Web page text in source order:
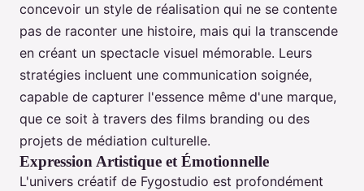
concevoir un style de réalisation qui ne se contente
pas de raconter une histoire, mais qui la transcende
en créant un spectacle visuel mémorable. Leurs
stratégies incluent une communication soignée,
capable de capturer l'essence même d'une marque,
que ce soit à travers des films branding ou des
projets de médiation culturelle.
Expression Artistique et Émotionnelle
L'univers créatif de Fygostudio est profondément